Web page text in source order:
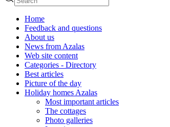
Home
Feedback and questions
About us
News from Azalas
Web site content
Categories - Directory
Best articles
Picture of the day
Holiday homes Azalas
Most important articles
The cottages
Photo galleries